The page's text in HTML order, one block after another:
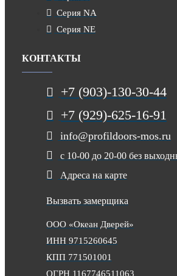
Серия NA
Серия NE
КОНТАКТЫ
+7 (903)-130-30-44
+7 (929)-625-16-91
info@profildoors-mos.ru
с 10-00 до 20-00 без
Адреса на карте
Вызвать замерщика
ООО «Океан Дверей»
ИНН 9715260645
КПП 771501001
ОГРН 1167746511063